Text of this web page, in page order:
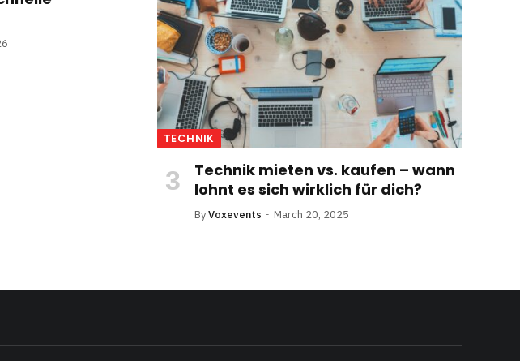
TECHNIK
Technik mieten vs. kaufen – wann
lohnt es sich wirklich für dich?
ByVoxevents March 20, 2025